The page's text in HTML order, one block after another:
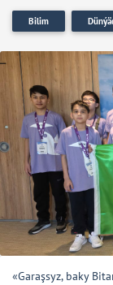
Bilim
«Garaşsyz, baky